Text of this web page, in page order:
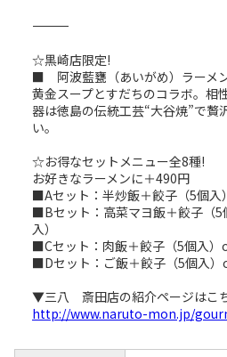
――――――――――――――――――――――――――――――――――――――――――――
☆黒崎店限定!
■ 阿波藍甕（あいがめ）ラーメン
黄金スープとすだちのコラボ。相
器は徳島の伝統工芸“大谷焼”で贅
い。
☆お得なセットメニュー全8種!
お好きなラーメンに＋490円
■Aセット：半炒飯＋餃子（5個入
■Bセット：高菜マヨ飯＋餃子（
入）
■Cセット：肉飯＋餃子（5個入）
■Dセット：ご飯＋餃子（5個入）
▼三八 斎田店の紹介ページはこ
http://www.naruto-mon.jp/